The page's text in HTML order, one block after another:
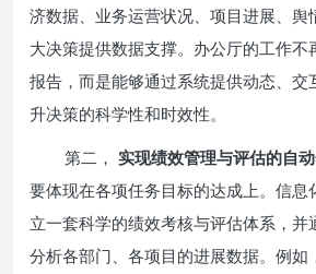
济数据、业务运营状况、项目进展、舆
大决策提供数据支撑。办公厅的工作不
报告，而是能够通过系统提供动态、交
升决策的科学性和时效性。
第二， 实现绩效管理与评估的自动
要体现在各项任务目标的达成上。信息
立一套科学的绩效考核与评估体系，并
分析各部门、各项目的进展数据。例如